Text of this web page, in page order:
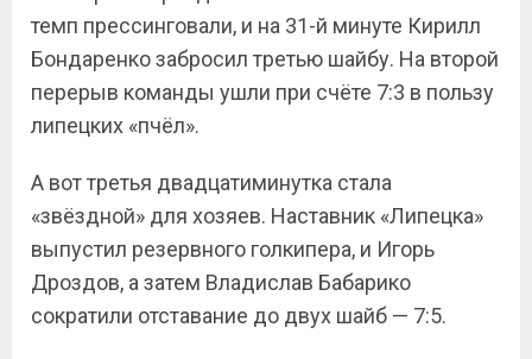
темп прессинговали, и на 31-й минуте Кирилл
Бондаренко забросил третью шайбу. На второй
перерыв команды ушли при счёте 7:3 в пользу
липецких «пчёл».
А вот третья двадцатиминутка стала
«звёздной» для хозяев. Наставник «Липецка»
выпустил резервного голкипера, и Игорь
Дроздов, а затем Владислав Бабарико
сократили отставание до двух шайб — 7:5.